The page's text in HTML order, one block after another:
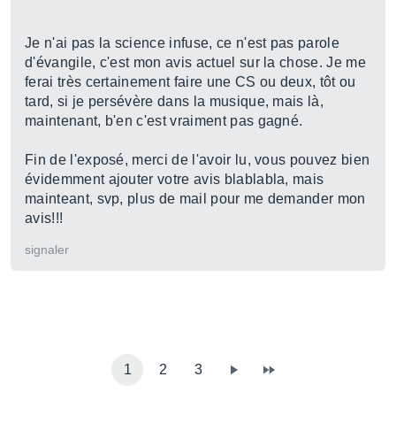
Je n'ai pas la science infuse, ce n'est pas parole
d'évangile, c'est mon avis actuel sur la chose. Je me
ferai très certainement faire une CS ou deux, tôt ou
tard, si je persévère dans la musique, mais là,
maintenant, b'en c'est vraiment pas gagné.
Fin de l'exposé, merci de l'avoir lu, vous pouvez bien
évidemment ajouter votre avis blablabla, mais
mainteant, svp, plus de mail pour me demander mon
avis!!!
signaler
1 2 3